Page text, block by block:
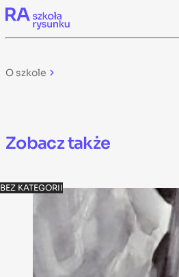
Skip to content
O szkole
Zobacz także
BEZ KATEGORII